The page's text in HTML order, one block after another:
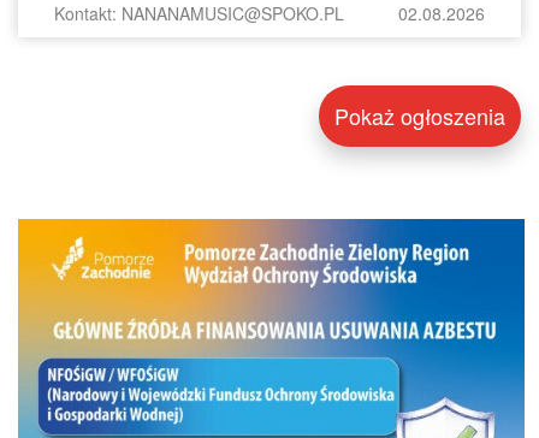
Kontakt: NANANAMUSIC@SPOKO.PL 02.08.2026
Pokaż ogłoszenia